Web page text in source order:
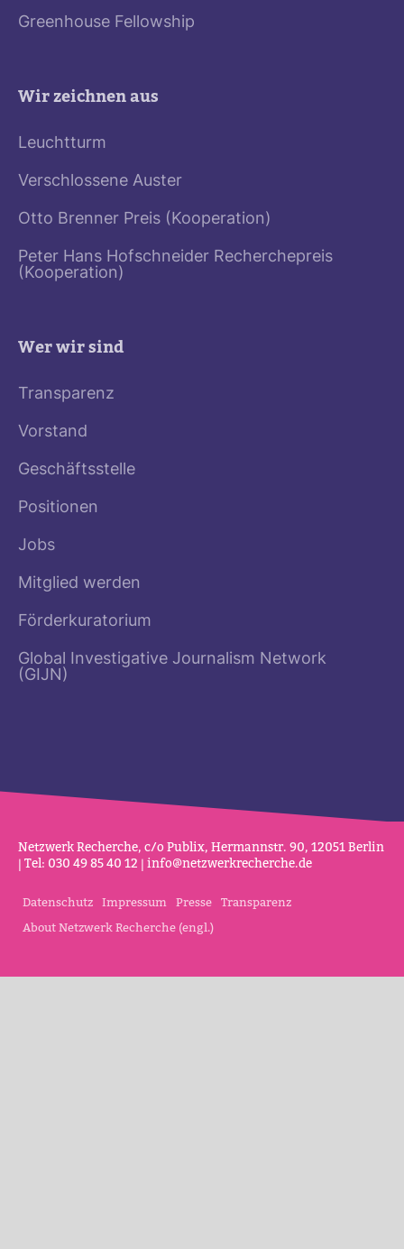
Greenhouse Fellowship
Wir zeichnen aus
Leuchtturm
Verschlossene Auster
Otto Brenner Preis (Kooperation)
Peter Hans Hofschneider Recherchepreis
(Kooperation)
Wer wir sind
Transparenz
Vorstand
Geschäftsstelle
Positionen
Jobs
Mitglied werden
Förderkuratorium
Global Investigative Journalism Network
(GIJN)
Netz­werk Recherche, c/o Publix, Her­mannstr. 90, 12051 Berlin
| Tel: 030 49 85 40 12 | info@netz­werk­re­cherche.de
Datenschutz Impressum Presse Transparenz
About Netzwerk Recherche (engl.)